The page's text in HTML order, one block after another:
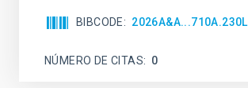
BIBCODE 2026A&A...710A.230L
NÚMERO DE CITAS 0